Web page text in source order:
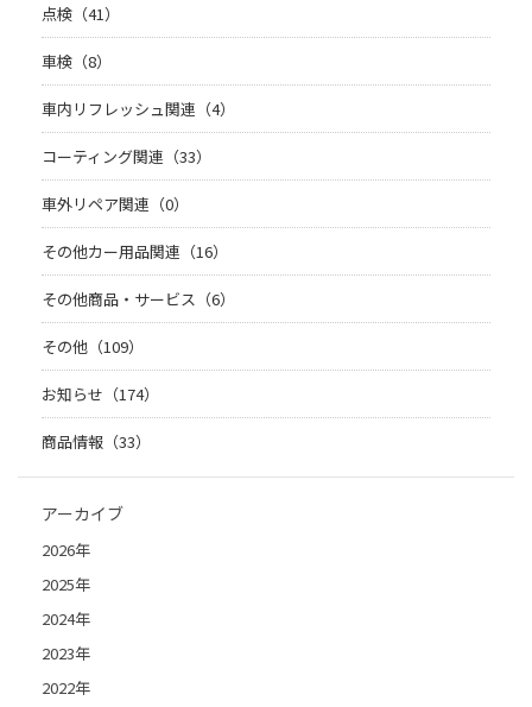
点検（41）
車検（8）
車内リフレッシュ関連（4）
コーティング関連（33）
車外リペア関連（0）
その他カー用品関連（16）
その他商品・サービス（6）
その他（109）
お知らせ（174）
商品情報（33）
アーカイブ
2026年
2025年
2024年
2023年
2022年